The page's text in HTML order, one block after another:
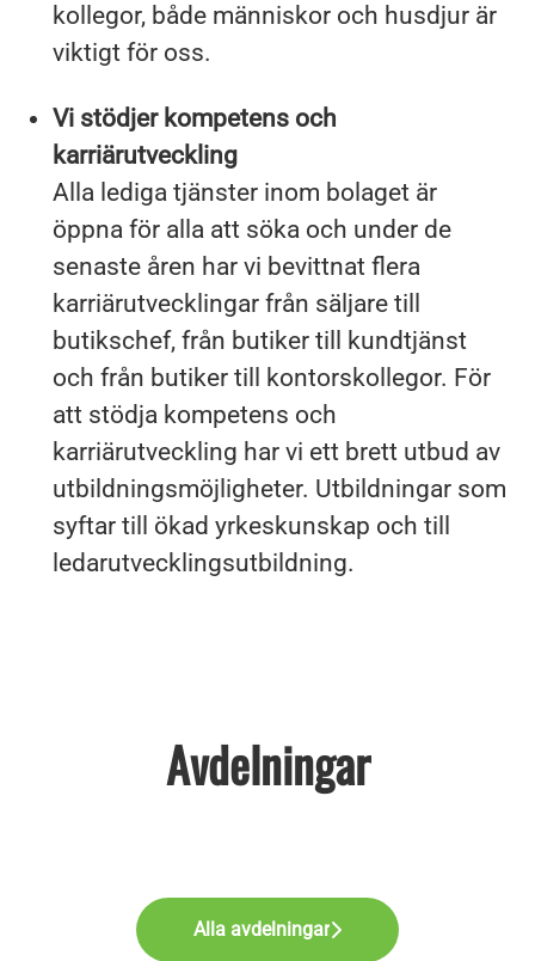
kollegor, både människor och husdjur är
viktigt för oss.
Vi stödjer kompetens och
karriärutveckling
Alla lediga tjänster inom bolaget är
öppna för alla att söka och under de
senaste åren har vi bevittnat flera
karriärutvecklingar från säljare till
butikschef, från butiker till kundtjänst
och från butiker till kontorskollegor. För
att stödja kompetens och
karriärutveckling har vi ett brett utbud av
utbildningsmöjligheter. Utbildningar som
syftar till ökad yrkeskunskap och till
ledarutvecklingsutbildning.
Avdelningar
Tjänster inom djurhälsa
Alla avdelningar